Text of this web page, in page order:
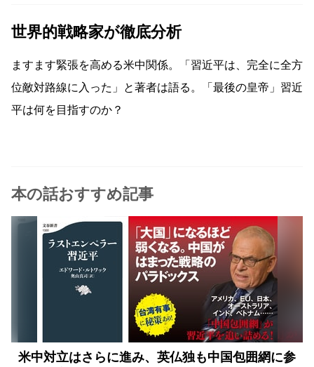
世界的戦略家が徹底分析
ますます緊張を高める米中関係。「習近平は、完全に全方
位敵対路線に入った」と著者は語る。「最後の皇帝」習近
平は何を目指すのか？
本の話おすすめ記事
米中対立はさらに進み、英仏独も中国包囲網に参